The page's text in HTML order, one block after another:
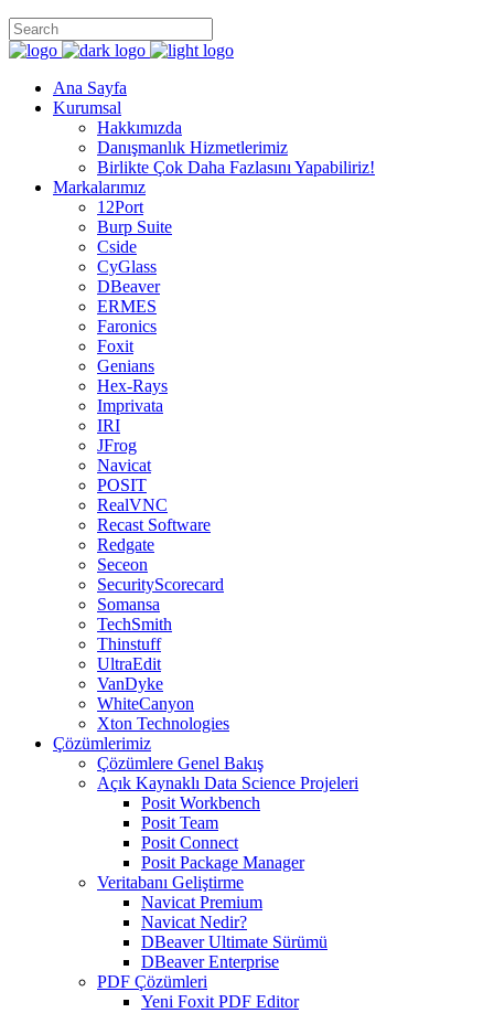
Ana Sayfa
Kurumsal
Hakkımızda
Danışmanlık Hizmetlerimiz
Birlikte Çok Daha Fazlasını Yapabiliriz!
Markalarımız
12Port
Burp Suite
Cside
CyGlass
DBeaver
ERMES
Faronics
Foxit
Genians
Hex-Rays
Imprivata
IRI
JFrog
Navicat
POSIT
RealVNC
Recast Software
Redgate
Seceon
SecurityScorecard
Somansa
TechSmith
Thinstuff
UltraEdit
VanDyke
WhiteCanyon
Xton Technologies
Çözümlerimiz
Çözümlere Genel Bakış
Açık Kaynaklı Data Science Projeleri
Posit Workbench
Posit Team
Posit Connect
Posit Package Manager
Veritabanı Geliştirme
Navicat Premium
Navicat Nedir?
DBeaver Ultimate Sürümü
DBeaver Enterprise
PDF Çözümleri
Yeni Foxit PDF Editor